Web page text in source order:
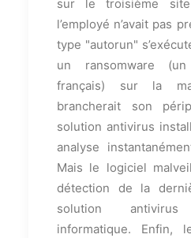
sur le troisième
l’employé n’avait pas
type "autorun"
un ransomware
français) sur la
brancherait son
solution antivirus
analyse
Mais le logiciel
détection de la
solution
informatique. Enfin,